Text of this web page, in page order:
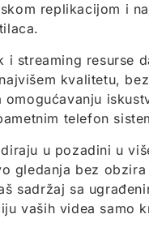
replikacijom i
streaming resurse
kvalitetu,
telefon
u pozadini u
gledanja bez
sadržaj sa
vaših videa samo